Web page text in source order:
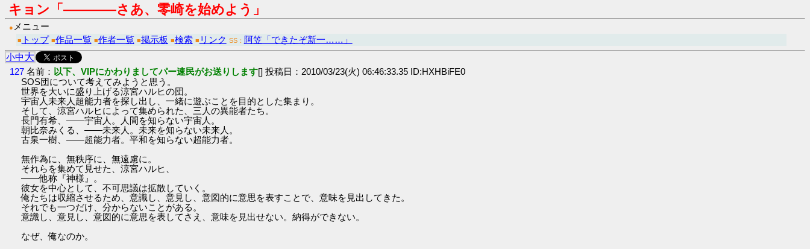
キョン「――――さあ、零崎を始めよう」
● メニュー
■ トップ ■作品一覧 ■作者一覧 ■掲示板 ■検索 ■ リンク SS： 阿笠「できたぞ新一……」
小中大
127 名前： 以下、VIPにかわりましてパー速民がお送りします[] 投稿日：2010/03/23(火) 06:46:33.35 ID:HXHBiFE0
SOS団について考えてみようと思う。
世界を大いに盛り上げる涼宮ハルヒの団。
宇宙人未来人超能力者を探し出し、一緒に遊ぶことを目的とした集まり。
そして、涼宮ハルヒによって集められた、三人の異能者たち。
長門有希、――宇宙人。人間を知らない宇宙人。
朝比奈みくる、――未来人。未来を知らない未来人。
古泉一樹、――超能力者。平和を知らない超能力者。
無作為に、無秩序に、無遠慮に。
それらを集めて見せた、涼宮ハルヒ、
――他称『神様』。
彼女を中心として、不可思議は拡散していく。
俺たちは収縮させるため、意識し、意見し、意図的に意思を表すことで、意味を見出してきた。
それでも一つだけ、分からないことがある。
意識し、意見し、意図的に意思を表してさえ、意味を見出せない。納得ができない。
なぜ、俺なのか。